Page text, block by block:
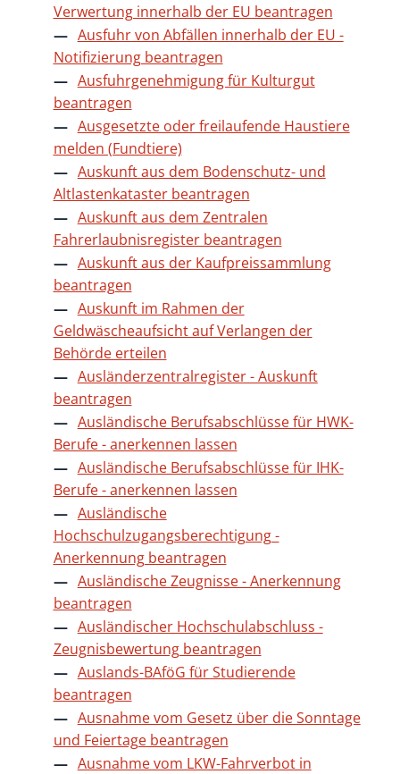
Verwertung innerhalb der EU beantragen
Ausfuhr von Abfällen innerhalb der EU -
Notifizierung beantragen
Ausfuhrgenehmigung für Kulturgut
beantragen
Ausgesetzte oder freilaufende Haustiere
melden (Fundtiere)
Auskunft aus dem Bodenschutz- und
Altlastenkataster beantragen
Auskunft aus dem Zentralen
Fahrerlaubnisregister beantragen
Auskunft aus der Kaufpreissammlung
beantragen
Auskunft im Rahmen der
Geldwäscheaufsicht auf Verlangen der
Behörde erteilen
Ausländerzentralregister - Auskunft
beantragen
Ausländische Berufsabschlüsse für HWK-
Berufe - anerkennen lassen
Ausländische Berufsabschlüsse für IHK-
Berufe - anerkennen lassen
Ausländische
Hochschulzugangsberechtigung -
Anerkennung beantragen
Ausländische Zeugnisse - Anerkennung
beantragen
Ausländischer Hochschulabschluss -
Zeugnisbewertung beantragen
Auslands-BAföG für Studierende
beantragen
Ausnahme vom Gesetz über die Sonntage
und Feiertage beantragen
Ausnahme vom LKW-Fahrverbot in